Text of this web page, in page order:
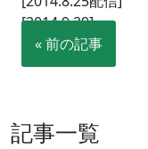
[2014.9.29]
« 前の記事
記事一覧